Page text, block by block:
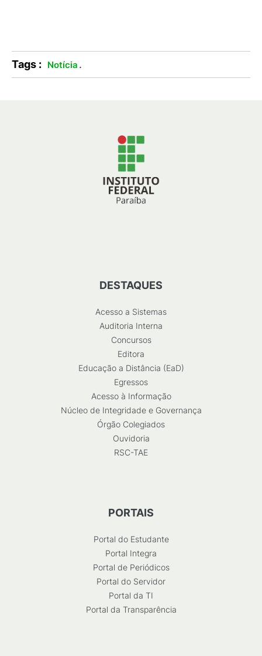
Tags : Notícia .
DESTAQUES
Acesso a Sistemas
Auditoria Interna
Concursos
Editora
Educação a Distância (EaD)
Egressos
Acesso à Informação
Núcleo de Integridade e Governança
Órgão Colegiados
Ouvidoria
RSC-TAE
PORTAIS
Portal do Estudante
Portal Integra
Portal de Periódicos
Portal do Servidor
Portal da TI
Portal da Transparência